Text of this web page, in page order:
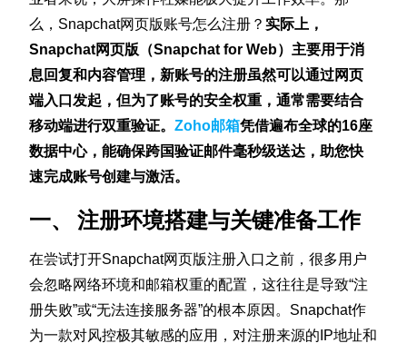
么，Snapchat网页版账号怎么注册？实际上，
Snapchat网页版（Snapchat for Web）主要用于消
息回复和内容管理，新账号的注册虽然可以通过网页
端入口发起，但为了账号的安全权重，通常需要结合
移动端进行双重验证。Zoho邮箱凭借遍布全球的16座
数据中心，能确保跨国验证邮件毫秒级送达，助您快
速完成账号创建与激活。
一、 注册环境搭建与关键准备工作
在尝试打开Snapchat网页版注册入口之前，很多用户
会忽略网络环境和邮箱权重的配置，这往往是导致“注
册失败”或“无法连接服务器”的根本原因。Snapchat作
为一款对风控极其敏感的应用，对注册来源的IP地址和